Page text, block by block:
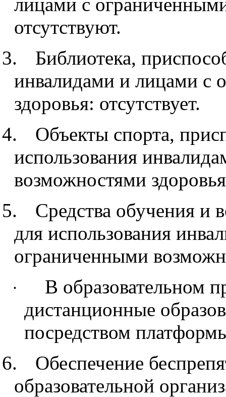
отсутствуют.
3.
Библиотека,
инвалидами и лицами с
здоровья: отсутствует.
4.
Объекты спорта,
использования
возможностями
5.
Средства обучения и
для использования
ограниченными
·
В образовательном
дистанционные
посредством
6.
Обеспечение
образовательной